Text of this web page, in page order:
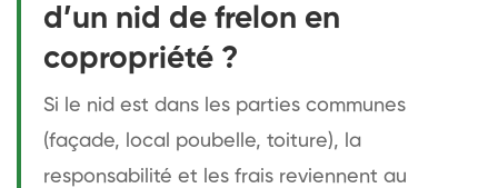
d’un nid de frelon en
copropriété ?
Si le nid est dans les parties communes
(façade, local poubelle, toiture), la
responsabilité et les frais reviennent au